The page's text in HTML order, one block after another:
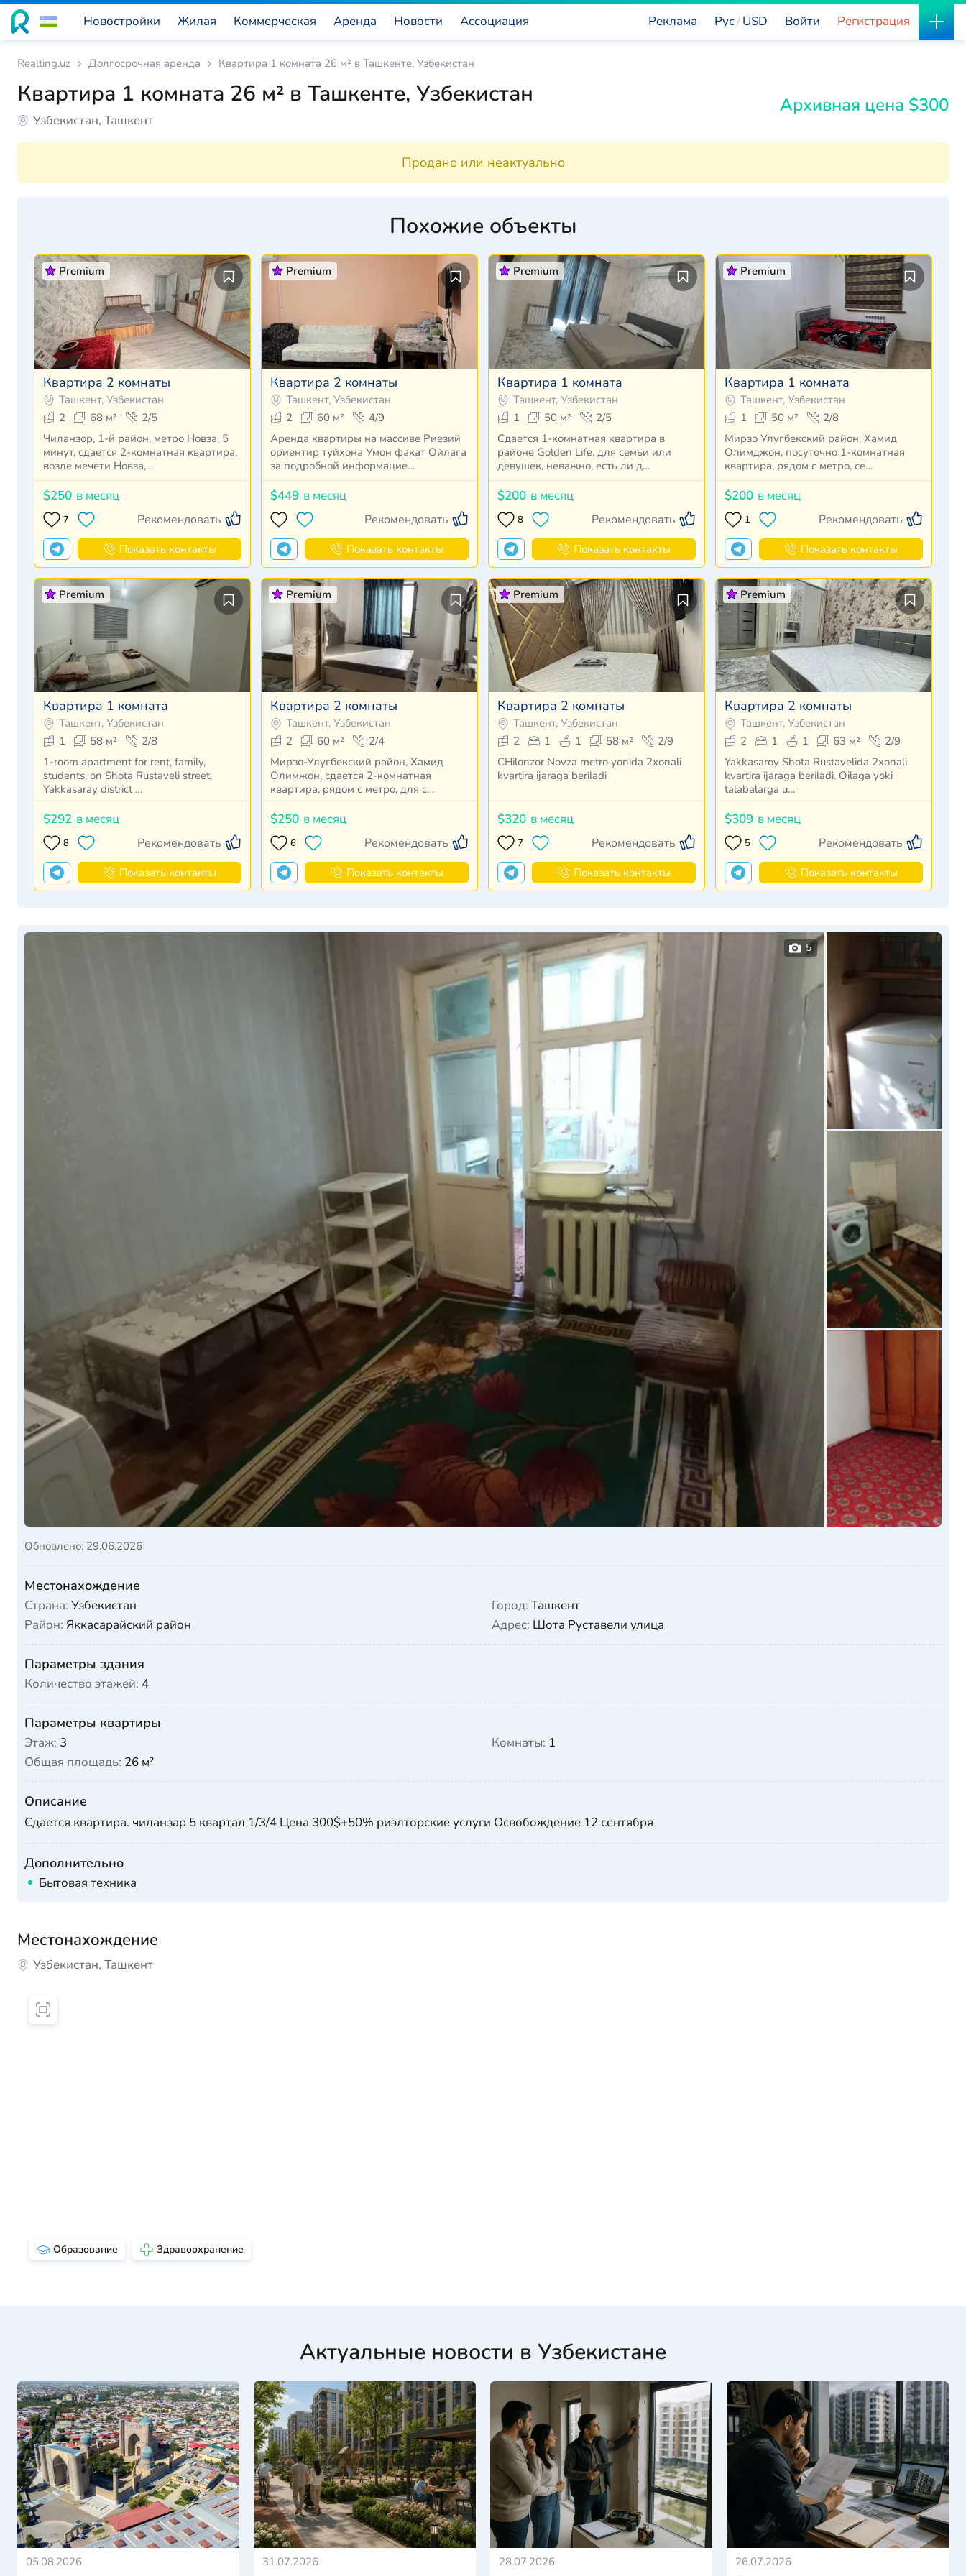
Реклама
Новостройки Жилая Коммерческая Аренда Новости Ассоциация Рус USD Войти Регистрация
Realting.uz Долгосрочная аренда Квартира 1 комната 26 м² в Ташкенте, Узбекистан
Квартира 1 комната 26 м² в Ташкенте, Узбекистан
Узбекистан, Ташкент
Архивная цена $300
Продано или неактуально
Похожие объекты
Premium
Квартира 2 комнаты
Ташкент, Узбекистан
2
68 м²
2/5
Чиланзор, 1-й район, метро Новза, 5
минут, сдается 2-комнатная квартира,
возле мечети Новза,…
$250 в месяц
7 Рекомендовать
Показать контакты
Premium
Квартира 2 комнаты
Ташкент, Узбекистан
2
60 м²
4/9
Аренда квартиры на массиве Риезий
ориентир туйхона Умон факат Ойлага
за подробной информацие…
$449 в месяц
Рекомендовать
Показать контакты
Premium
Квартира 1 комната
Ташкент, Узбекистан
1
50 м²
2/5
Сдается 1-комнатная квартира в
районе Golden Life, для семьи или
девушек, неважно, есть ли д…
$200 в месяц
8 Рекомендовать
Показать контакты
Premium
Квартира 1 комната
Ташкент, Узбекистан
1
50 м²
2/8
Мирзо Улугбекский район, Хамид
Олимджон, посуточно 1-комнатная
квартира, рядом с метро, ​​се…
$200 в месяц
1 Рекомендовать
Показать контакты
Premium
Квартира 1 комната
Ташкент, Узбекистан
1
58 м²
2/8
1-room apartment for rent, family,
students, on Shota Rustaveli street,
Yakkasaray district …
$292 в месяц
8 Рекомендовать
Показать контакты
Premium
Квартира 2 комнаты
Ташкент, Узбекистан
2
60 м²
2/4
Мирзо-Улугбекский район, Хамид
Олимжон, сдается 2-комнатная
квартира, рядом с метро, ​​для с…
$250 в месяц
6 Рекомендовать
Показать контакты
Premium
Квартира 2 комнаты
Ташкент, Узбекистан
2
1 1 58 м²
2/9
CHilonzor Novza metro yonida 2xonali
kvartira ijaraga beriladi
$320 в месяц
7 Рекомендовать
Показать контакты
Premium
Квартира 2 комнаты
Ташкент, Узбекистан
2
1 1 63 м²
2/9
Yakkasaroy Shota Rustavelida 2xonali
kvartira ijaraga beriladi. Oilaga yoki
talabalarga u…
$309 в месяц
5 Рекомендовать
Показать контакты
5
Обновлено: 29.06.2026
Местонахождение
Страна: Узбекистан Город: Ташкент
Район: Яккасарайский район Адрес: Шота Руставели улица
Параметры здания
Количество этажей: 4
Параметры квартиры
Этаж: 3 Комнаты: 1
Общая площадь: 26 м²
Описание
Сдается квартира. чиланзар 5 квартал 1/3/4 Цена 300$+50% риэлторские услуги Освобождение 12 сентября
Дополнительно
Бытовая техника
Местонахождение
Узбекистан, Ташкент
Образование Здравоохранение
Актуальные новости в Узбекистане
05.08.2026 31.07.2026 28.07.2026 26.07.2026